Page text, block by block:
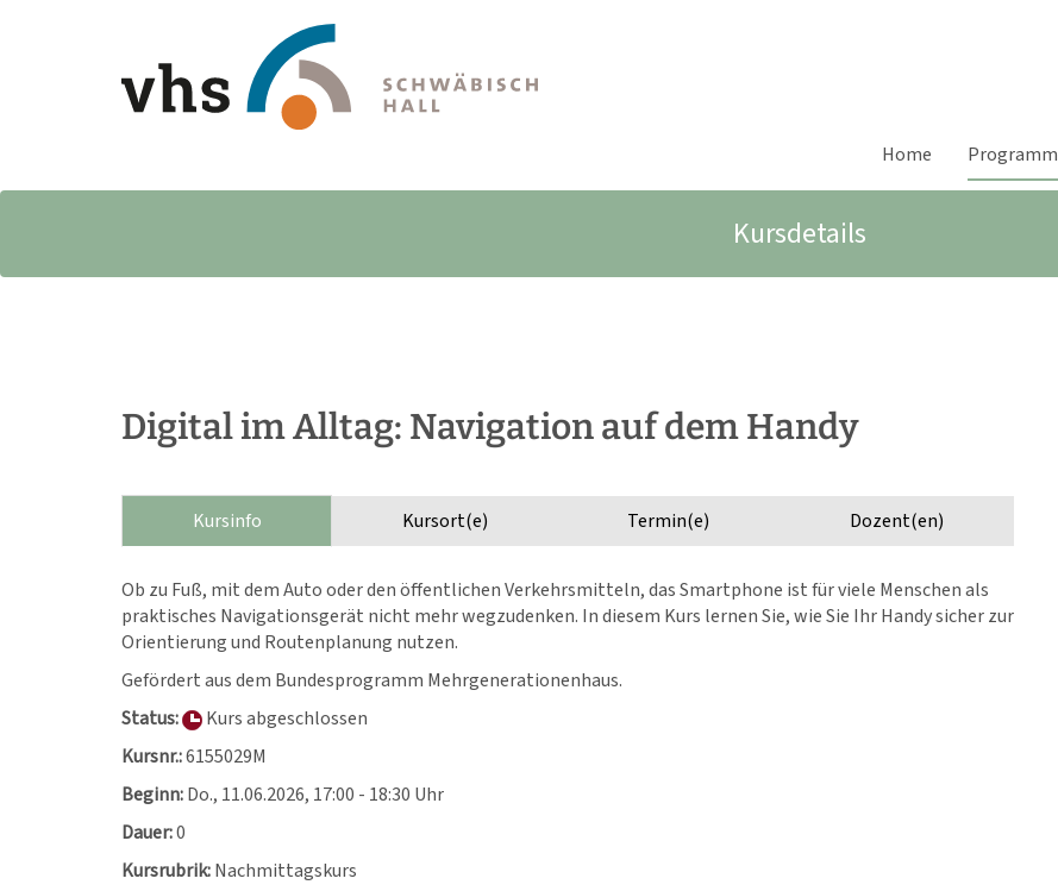
Home
Programm
Kursdetails
Digital im Alltag: Navigation auf dem Handy
Kursinfo Kursort(e) Termin(e) Dozent(en)
Ob zu Fuß, mit dem Auto oder den öffentlichen Verkehrsmitteln, das Smartphone ist für viele Menschen als
praktisches Navigationsgerät nicht mehr wegzudenken. In diesem Kurs lernen Sie, wie Sie Ihr Handy sicher zur
Orientierung und Routenplanung nutzen.
Gefördert aus dem Bundesprogramm Mehrgenerationenhaus.
Status:
Kurs abgeschlossen
Kursnr.:6155029M
Beginn:Do., 11.06.2026, 17:00 - 18:30 Uhr
Dauer:0
Kursrubrik:Nachmittagskurs